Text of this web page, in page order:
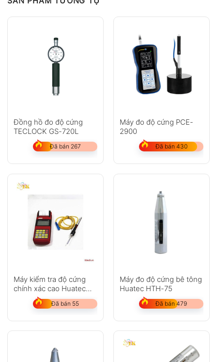
Đồng hồ đo độ cứng
TECLOCK GS-720L
Đã bán 267
Máy đo độ cứng PCE-
2900
Đã bán 430
Máy kiểm tra độ cứng
chính xác cao Huatec
RHL160
Đã bán 55
Máy đo độ cứng bê tông
Huatec HTH-75
Đã bán 479